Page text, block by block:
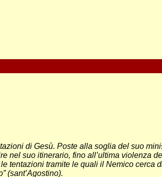
di Gesù. Poste alla soglia del suo
nel suo itinerario, fino all’ultima violenza
tentazioni tramite le quali il Nemico
(sant’Agostino).